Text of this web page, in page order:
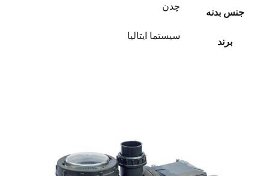
جنس بدنه
چدن
برند
سیستما ایتالیا